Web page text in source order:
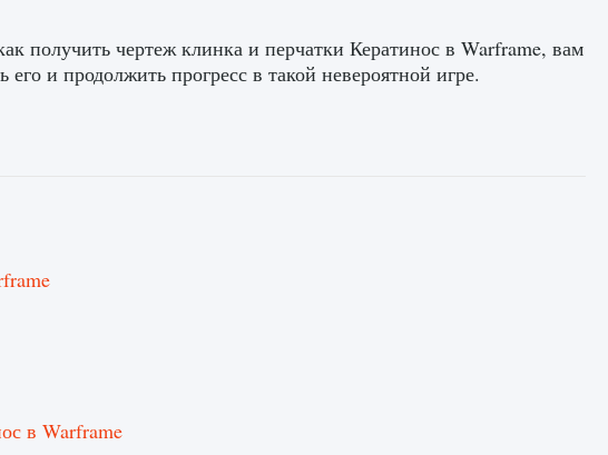
получить чертеж клинка и перчатки Кератинос в Warframe, вам
и продолжить прогресс в такой невероятной игре.
в Warframe